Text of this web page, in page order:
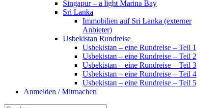
Singapur – a light Marina Bay
Sri Lanka
Immobilien auf Sri Lanka (externer
Anbieter)
Usbekistan Rundreise
Usbekistan – eine Rundreise – Teil 1
Usbekistan – eine Rundreise – Teil 2
Usbekistan – eine Rundreise – Teil 3
Usbekistan – eine Rundreise – Teil 4
Usbekistan – eine Rundreise – Teil 5
Anmelden / Mitmachen